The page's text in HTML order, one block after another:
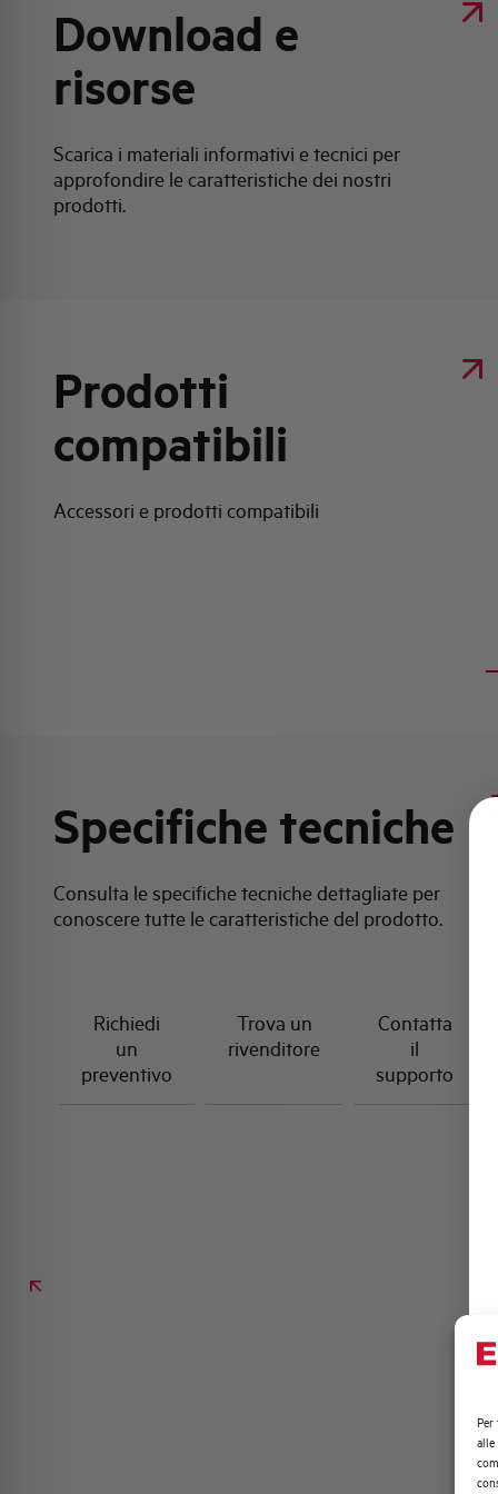
Per
alle
Download e
risorse
Scarica i materiali informativi e tecnici per
approfondire le caratteristiche dei nostri
prodotti.
Prodotti
compatibili
Accessori e prodotti compatibili
Specifiche tecniche
Consulta le specifiche tecniche dettagliate per
conoscere tutte le caratteristiche del prodotto.
Richiedi
un
preventivo
Trova un
rivenditore
Contatta
il
supporto